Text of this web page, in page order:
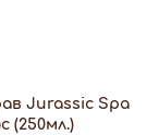
Jurassic Spa
(250мл.)